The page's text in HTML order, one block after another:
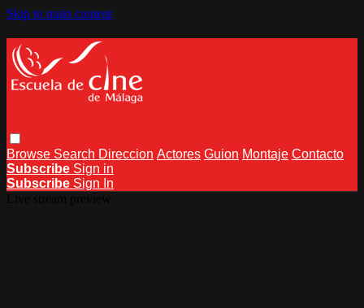
Skip to main content
Browse Search Direccion Actores Guion Montaje Contacto
Subscribe Sign in
Subscribe Sign In